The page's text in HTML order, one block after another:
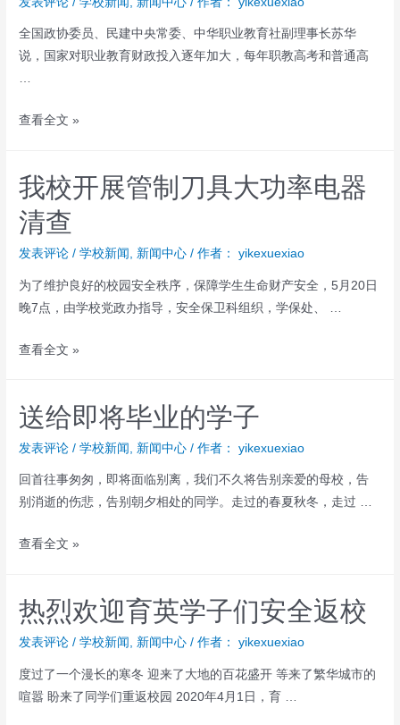
全国政协委员、民建中央常委、中华职业教育社副理事长苏华
说，国家对职业教育财政投入逐年加大，每年职教高考和普通高
…
查看全文 »
我校开展管制刀具大功率电器
清查
发表评论 /学校新闻 , 新闻中心 / 作者： yikexuexiao
为了维护良好的校园安全秩序，保障学生生命财产安全，5月20日
晚7点，由学校党政办指导，安全保卫科组织，学保处、 …
查看全文 »
送给即将毕业的学子
发表评论 /学校新闻 新闻中心 / 作者： yikexuexiao
回首往事匆匆，即将面临别离，我们不久将告别亲爱的母校，告
别消逝的伤悲，告别朝夕相处的同学。走过的春夏秋冬，走过 …
查看全文 »
热烈欢迎育英学子们安全返校
发表评论 /学校新闻 , 新闻中心 / 作者： yikexuexiao
度过了一个漫长的寒冬 迎来了大地的百花盛开 等来了繁华城市的
喧嚣 盼来了同学们重返校园 2020年4月1日，育 …